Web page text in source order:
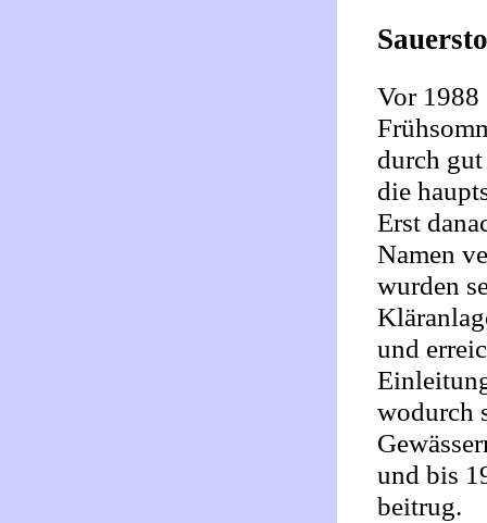
Vor 1988
durch
die
Erst
Namen
wurden
und
wodurch
und bis
beitrug.